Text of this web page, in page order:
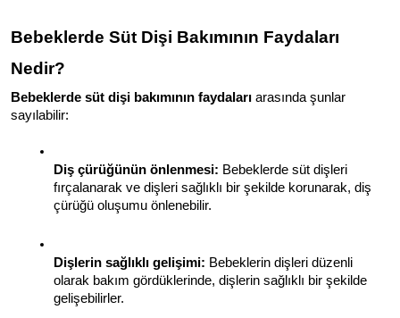
Bebeklerde Süt Dişi Bakımının Faydaları
Nedir?
Bebeklerde süt dişi bakımının faydaları arasında şunlar
sayılabilir:
Diş çürüğünün önlenmesi: Bebeklerde süt dişleri
fırçalanarak ve dişleri sağlıklı bir şekilde korunarak, diş
çürüğü oluşumu önlenebilir.
Dişlerin sağlıklı gelişimi: Bebeklerin dişleri düzenli
olarak bakım gördüklerinde, dişlerin sağlıklı bir şekilde
gelişebilirler.